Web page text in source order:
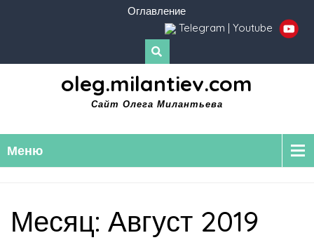
Оглавление
Telegram | Youtube
oleg.milantiev.com
Сайт Олега Милантьева
Меню
Месяц: Август 2019